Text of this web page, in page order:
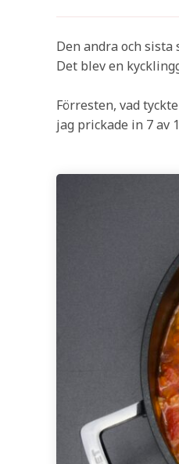
Den andra och
Det blev en
Förresten, vad
jag prickade in 7 av